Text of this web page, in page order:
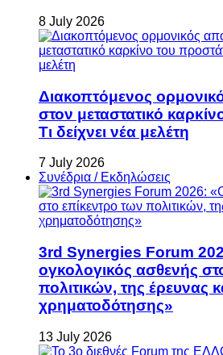
8 July 2026
Διακοπτόμενος
στον μεταστατικό
Τι δείχνει νέα μελέτη
7 July 2026
Συνέδρια / Εκδηλώσεις
3rd Synergies Forum
ογκολογικός ασθενής
πολιτικών, της έρευνας
χρηματοδότησης»
13 July 2026